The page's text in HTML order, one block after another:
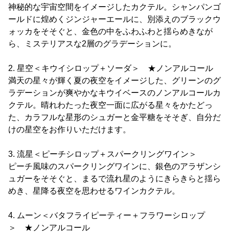
神秘的な宇宙空間をイメージしたカクテル。シャンパンゴ
ールドに煌めくジンジャーエールに、別添えのブラックウ
ォッカをそそぐと、金色の中をふわふわと揺らめきなが
ら、ミステリアスな2層のグラデーションに。
2. 星空＜キウイシロップ＋ソーダ＞ ★ノンアルコール
満天の星々が輝く夏の夜空をイメージした、グリーンのグ
ラデーションが爽やかなキウイベースのノンアルコールカ
クテル。晴れわたった夜空一面に広がる星々をかたどっ
た、カラフルな星形のシュガーと金平糖をそそぎ、自分だ
けの星空をお作りいただけます。
3. 流星＜ピーチシロップ＋スパークリングワイン＞
ピーチ風味のスパークリングワインに、銀色のアラザンシ
ュガーをそそぐと、まるで流れ星のようにきらきらと揺ら
めき、星降る夜空を思わせるワインカクテル。
4. ムーン＜バタフライピーティー＋フラワーシロップ
＞ ★ノンアルコール